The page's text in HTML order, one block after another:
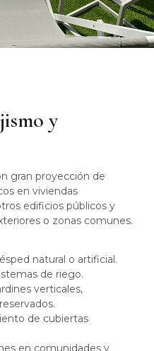
y
gran proyección de
en viviendas
edificios públicos y
o zonas comunes.
natural o artificial.
de riego.
verticales,
de cubiertas
en comunidades y